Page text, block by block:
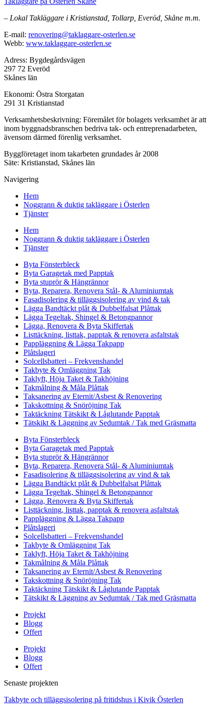
– Lokal Takläggare i Kristianstad, Tollarp, Everöd, Skåne m.m.
E-mail: renovering@taklaggare-osterlen.se
Webb: www.taklaggare-osterlen.se
Adress: Bygdegårdsvägen
297 72 Everöd
Skånes län
Ekonomi: Östra Storgatan
291 31 Kristianstad
Verksamhetsbeskrivning: Föremålet för bolagets verksamhet är att
inom byggnadsbranschen bedriva tak- och entreprenadarbeten,
ävensom därmed förenlig verksamhet.
Byggföretaget inom takarbeten grundades år 2008
Säte: Kristianstad, Skånes län
Navigering
Hem
Noggrann & duktig takläggare i Österlen
Tjänster
Hem
Noggrann & duktig takläggare i Österlen
Tjänster
Byta Fönsterbleck
Byta Garagetak med Papptak
Byta stuprör & Hängrännor
Byta, Reparera, Renovera Stål- & Aluminiumtak
Fasadisolering & tilläggsisolering av vind & tak
Lägga Bandtäckt plåt & Dubbelfalsat Plåttak
Lägga Tegeltak, Shingel & Betongpannor
Lägga, Renovera & Byta Skiffertak
Listtäckning, listtak, papptak & renovera asfaltstak
Pappläggning & Lägga Takpapp
Plåtslageri
Solcellsbatteri – Frekvenshandel
Takbyte & Omläggning Tak
Taklyft, Höja Taket & Takhöjning
Takmålning & Måla Plåttak
Taksanering av Eternit/Asbest & Renovering
Takskottning & Snöröjning Tak
Taktäckning Tätskikt & Låglutande Papptak
Tätskikt & Läggning av Sedumtak / Tak med Gräsmatta
Byta Fönsterbleck
Byta Garagetak med Papptak
Byta stuprör & Hängrännor
Byta, Reparera, Renovera Stål- & Aluminiumtak
Fasadisolering & tilläggsisolering av vind & tak
Lägga Bandtäckt plåt & Dubbelfalsat Plåttak
Lägga Tegeltak, Shingel & Betongpannor
Lägga, Renovera & Byta Skiffertak
Listtäckning, listtak, papptak & renovera asfaltstak
Pappläggning & Lägga Takpapp
Plåtslageri
Solcellsbatteri – Frekvenshandel
Takbyte & Omläggning Tak
Taklyft, Höja Taket & Takhöjning
Takmålning & Måla Plåttak
Taksanering av Eternit/Asbest & Renovering
Takskottning & Snöröjning Tak
Taktäckning Tätskikt & Låglutande Papptak
Tätskikt & Läggning av Sedumtak / Tak med Gräsmatta
Projekt
Blogg
Offert
Projekt
Blogg
Offert
Senaste projekten
Takbyte och tilläggsisolering på fritidshus i Kivik Österlen